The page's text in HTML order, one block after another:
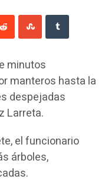
minutos
manteros hasta la
despejadas
Larreta.
el funcionario
árboles,